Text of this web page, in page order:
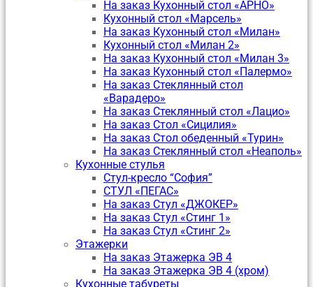
На заказ Кухонный стол «АРНО»
Кухонный стол «Марсель»
На заказ Кухонный стол «Милан»
Кухонный стол «Милан 2»
На заказ Кухонный стол «Милан 3»
На заказ Кухонный стол «Палермо»
На заказ Стеклянный стол
«Варадеро»
На заказ Стеклянный стол «Лацио»
На заказ Стол «Сицилия»
На заказ Стол обеденный «Турин»
На заказ Стеклянный стол «Неаполь»
Кухонные стулья
Стул-кресло “София”
CТУЛ «ПЕГАС»
На заказ Стул «ДЖОКЕР»
На заказ Стул «Стинг 1»
На заказ Стул «Стинг 2»
Этажерки
На заказ Этажерка ЭВ 4
На заказ Этажерка ЭВ 4 (хром)
Кухонные табуреты